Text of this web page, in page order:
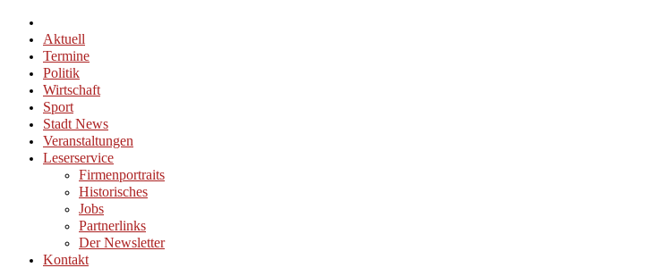
Aktuell
Termine
Politik
Wirtschaft
Sport
Stadt News
Veranstaltungen
Leserservice
Firmenportraits
Historisches
Jobs
Partnerlinks
Der Newsletter
Kontakt